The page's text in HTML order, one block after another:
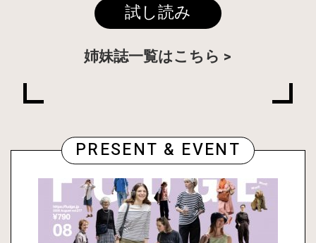
試し読み
姉妹誌一覧はこちら
PRESENT & EVENT